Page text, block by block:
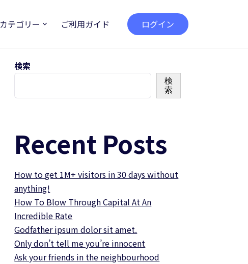
カテゴリー ご利用ガイド ログイン
検索
検
索
Recent Posts
How to get 1M+ visitors in 30 days without
anything!
How To Blow Through Capital At An
Incredible Rate
Godfather ipsum dolor sit amet.
Only don’t tell me you’re innocent
Ask your friends in the neighbourhood